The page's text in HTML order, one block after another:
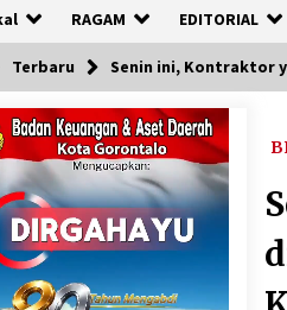
RAGAM EDITORIAL
Terbaru Senin ini, Kontraktor